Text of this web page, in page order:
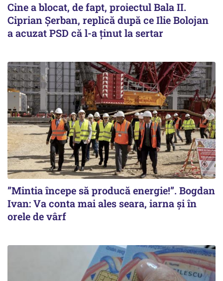
Cine a blocat, de fapt, proiectul Bala II.
Ciprian Șerban, replică după ce Ilie Bolojan
a acuzat PSD că l-a ținut la sertar
”Mintia începe să producă energie!”. Bogdan
Ivan: Va conta mai ales seara, iarna și în
orele de vârf